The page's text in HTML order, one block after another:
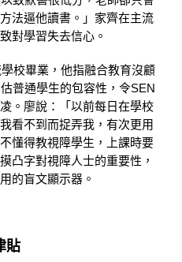
法逼他讀書。」家齊在主流
對學習失去信心。
校畢業，他指融合教育沒顧
普通學生的包容性，令SEN
。廖說：「以前每日在學校
看不到而捉弄我，有次更用
懂得教視障學生，上課時要
凸字對視障人士的重要性，
的盲文顯示器。
貼